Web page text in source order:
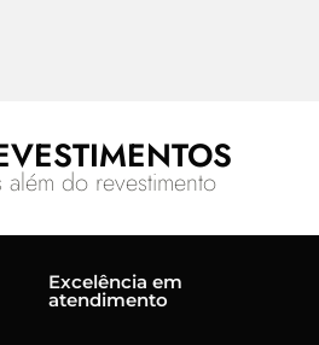
além do revestimento
Excelência em
atendimento